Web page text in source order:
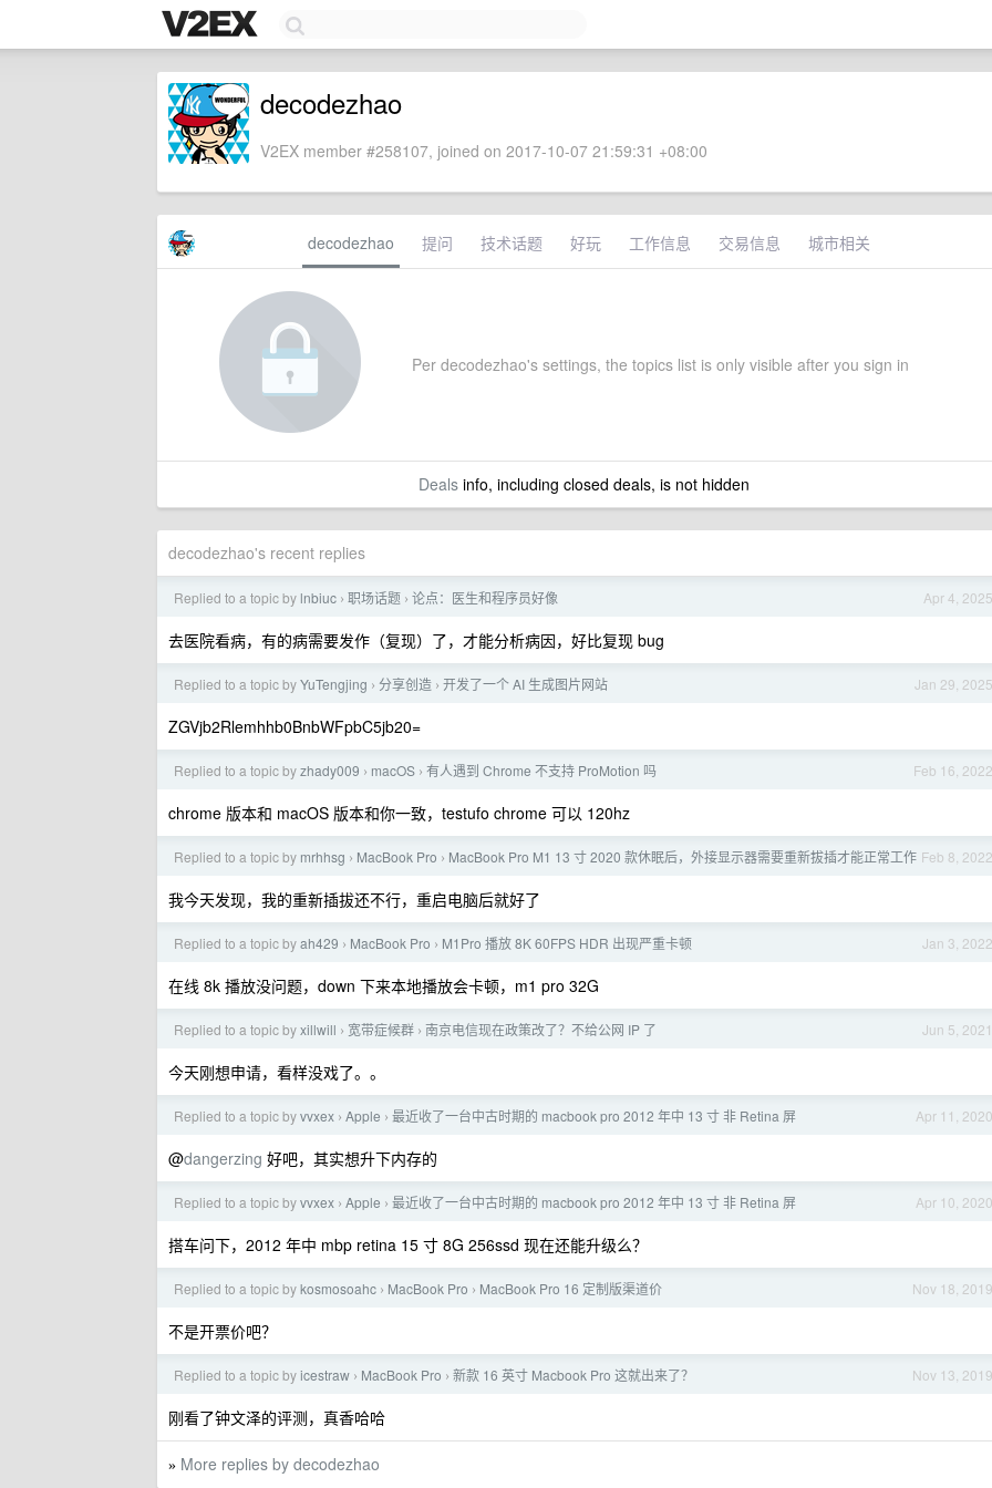
decodezhao
V2EX member #258107, joined on 2017-10-07 21:59:31 +08:00
decodezhao 提问 技术话题 好玩 工作信息 交易信息 城市相关
Per decodezhao's settings, the topics list is only visible after you sign in
Dealsinfo, including closed deals, is not hidden
decodezhao's recent replies
Apr 4, 2025
Replied to a topic by lnbiuc › 职场话题 › 论点：医生和程序员好像
去医院看病，有的病需要发作（复现）了，才能分析病因，好比复现 bug
Jan 29, 2025
Replied to a topic byYuTengjing › 分享创造 › 开发了一个 AI 生成图片网站
ZGVjb2Rlemhhb0BnbWFpbC5jb20=
Feb 16, 2022
Replied to a topic byzhady009 › macOS › 有人遇到 Chrome 不支持 ProMotion 吗
chrome 版本和 macOS 版本和你一致，testufo chrome 可以 120hz
Feb 8, 2022
Replied to a topic by mrhhsg › MacBook Pro › MacBook Pro M1 13 寸 2020 款休眠后，外接显示器需要重新拔插才能正常工作
我今天发现，我的重新插拔还不行，重启电脑后就好了
Jan 3, 2022
Replied to a topic byah429 › MacBook Pro › M1Pro 播放 8K 60FPS HDR 出现严重卡顿
在线 8k 播放没问题，down 下来本地播放会卡顿，m1 pro 32G
Jun 5, 2021
Replied to a topic byxillwill › 宽带症候群 › 南京电信现在政策改了？不给公网 IP 了
今天刚想申请，看样没戏了。。
Apr 11, 2020
Replied to a topic byvvxex › Apple › 最近收了一台中古时期的 macbook pro 2012 年中 13 寸 非 Retina 屏
@dangerzing 好吧，其实想升下内存的
Apr 10, 2020
Replied to a topic byvvxex › Apple › 最近收了一台中古时期的 macbook pro 2012 年中 13 寸 非 Retina 屏
搭车问下，2012 年中 mbp retina 15 寸 8G 256ssd 现在还能升级么？
Nov 18, 2019
Replied to a topic bykosmosoahc › MacBook Pro › MacBook Pro 16 定制版渠道价
不是开票价吧？
Nov 13, 2019
Replied to a topic byicestraw › MacBook Pro › 新款 16 英寸 Macbook Pro 这就出来了？
刚看了钟文泽的评测，真香哈哈
» More replies by decodezhao